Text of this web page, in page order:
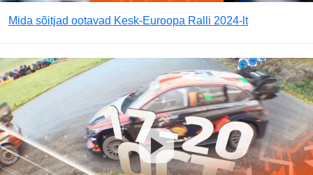
Mida sõitjad ootavad Kesk-Euroopa Ralli 2024-lt